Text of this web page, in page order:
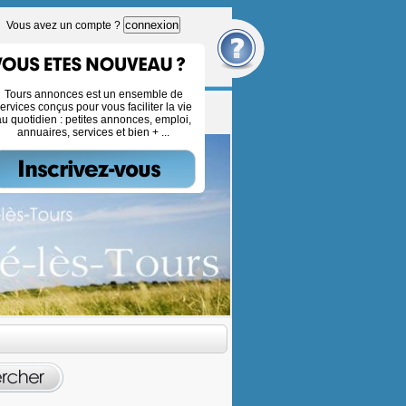
Tours annonces est un ensemble de
conçus pour vous faciliter la vie
quotidien : petites annonces, emploi,
annuaires, services et bien + ...
Vous avez un compte ? connexion